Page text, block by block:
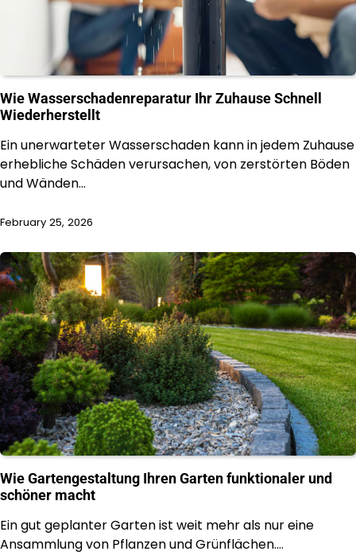
Wie Wasserschadenreparatur Ihr Zuhause Schnell
Wiederherstellt
Ein unerwarteter Wasserschaden kann in jedem Zuhause
erhebliche Schäden verursachen, von zerstörten Böden
und Wänden…
February 25, 2026
Wie Gartengestaltung Ihren Garten funktionaler und
schöner macht
Ein gut geplanter Garten ist weit mehr als nur eine
Ansammlung von Pflanzen und Grünflächen.…